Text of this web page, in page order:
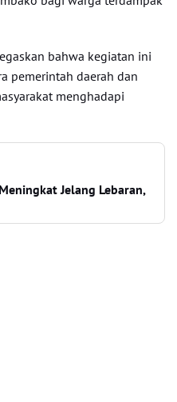
bahwa kegiatan ini
pemerintah daerah dan
menghadapi
Jelang Lebaran,